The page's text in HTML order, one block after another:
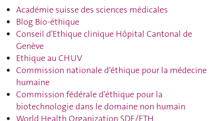
Académie suisse des sciences médicales
Blog Bio-éthique
Conseil d'Ethique clinique Hôpital Cantonal de
Genève
Ethique au CHUV
Commission nationale d'éthique pour la médecine
humaine
Commission fédérale d'éthique pour la
biotechnologie dans le domaine non humain
World Health Organization SDE/ETH